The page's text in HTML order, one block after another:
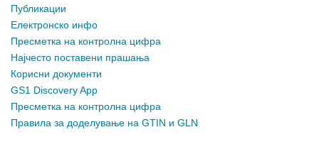
Публикации
Електронско инфо
Пресметка на контролна цифра
Најчесто поставени прашања
Корисни документи
GS1 Discovery App
Пресметка на контролна цифра
Правила за доделување на GTIN и GLN